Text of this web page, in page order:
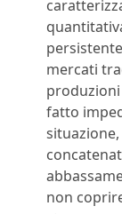
mercati
fatto
non